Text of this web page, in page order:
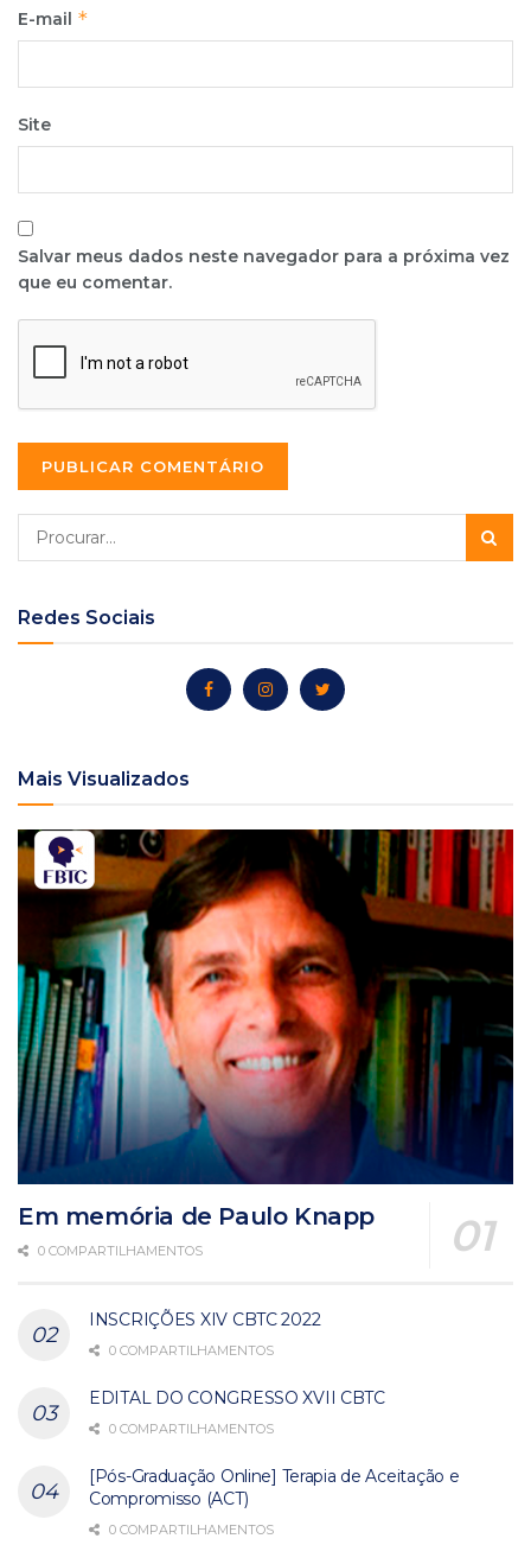
E-mail *
Site
Salvar meus dados neste navegador para a próxima vez
que eu comentar.
Redes Sociais
Mais Visualizados
Em memória de Paulo Knapp
0 COMPARTILHAMENTOS
INSCRIÇÕES XIV CBTC 2022
0 COMPARTILHAMENTOS
EDITAL DO CONGRESSO XVII CBTC
0 COMPARTILHAMENTOS
[Pós-Graduação Online] Terapia de Aceitação e
Compromisso (ACT)
0 COMPARTILHAMENTOS